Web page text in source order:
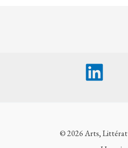
© 2026 Arts,